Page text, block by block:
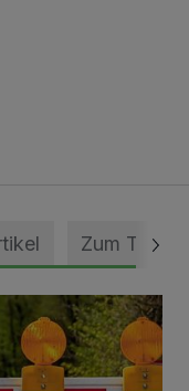
Zum Thema
Kapellen